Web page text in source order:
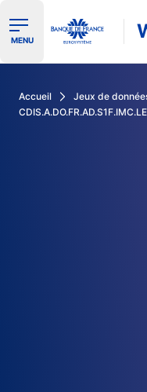
Ouvrir le menu de
MENU
Accueil Jeux de